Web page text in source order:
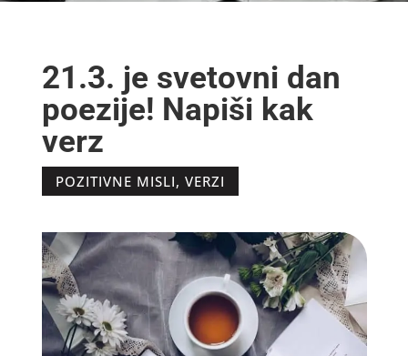
21.3. je svetovni dan
poezije! Napiši kak
verz
POZITIVNE MISLI, VERZI